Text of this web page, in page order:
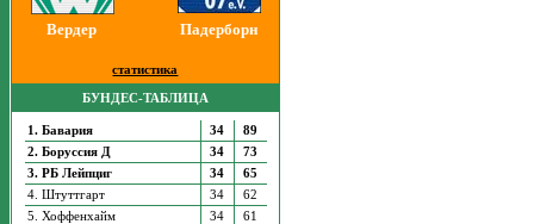
Вердер Падерборн
статистика
БУНДЕС-ТАБЛИЦА
1. Бавария 34
89
2. Боруссия Д
34
73
3. РБ Лейпциг
34
65
4. Штуттгарт
34
62
5. Хоффенхайм
34
61